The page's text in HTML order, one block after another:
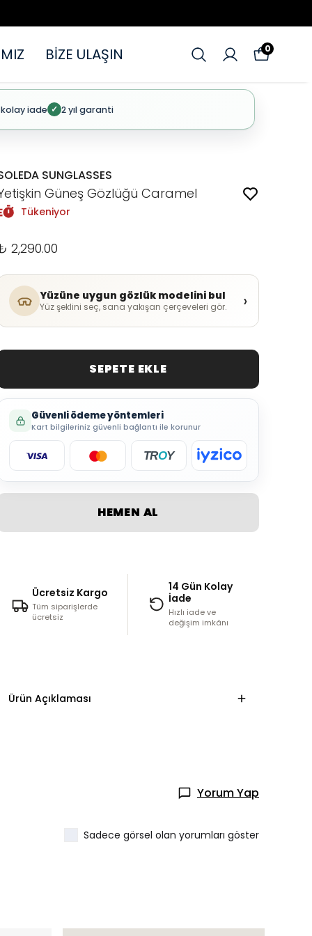
BİZE ULAŞIN 0
kolay iade ✓ 2 yıl garanti
SUNGLASSES
Güneş Gözlüğü Caramel
Tükeniyor
2,290.00
Yüzüne uygun gözlük modelini bul
Yüz şeklini seç, sana yakışan çerçeveleri gör. ›
SEPETE EKLE
Güvenli ödeme yöntemleri
Kart bilgileriniz güvenli bağlantı ile korunur
TROY
HEMEN AL
Ücretsiz Kargo
Tüm siparişlerde
ücretsiz
14 Gün Kolay
İade
Hızlı iade ve
değişim imkânı
Ürün Açıklaması
Yorum Yap
Sadece görsel olan yorumları göster